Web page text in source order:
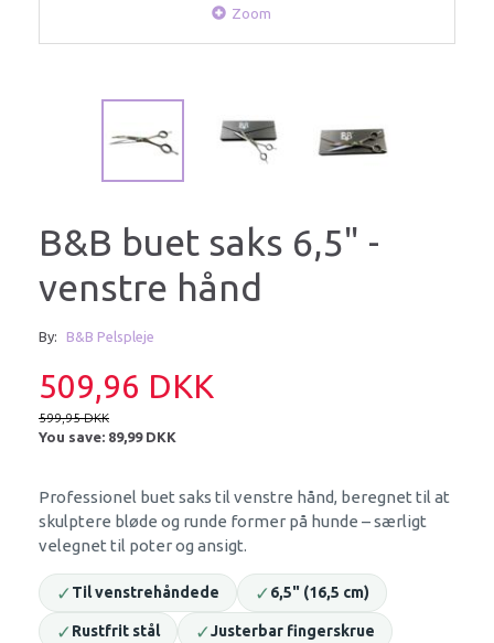
Zoom
B&B buet saks 6,5" -
venstre hånd
By: B&B Pelspleje
509,96 DKK
599,95 DKK
You save: 89,99 DKK
Professionel buet saks til venstre hånd, beregnet til at
skulptere bløde og runde former på hunde – særligt
velegnet til poter og ansigt.
✓Til venstrehåndede ✓6,5" (16,5 cm)
✓Rustfrit stål ✓Justerbar fingerskrue